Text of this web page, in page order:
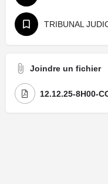
Joindre un fichier
12.12.25-8H00-